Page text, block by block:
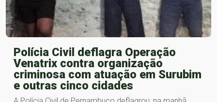
Polícia Civil deflagra Operação
Venatrix contra organização
criminosa com atuação em Surubim
e outras cinco cidades